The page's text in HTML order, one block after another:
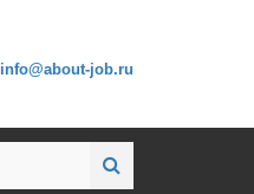
info@about-job.ru